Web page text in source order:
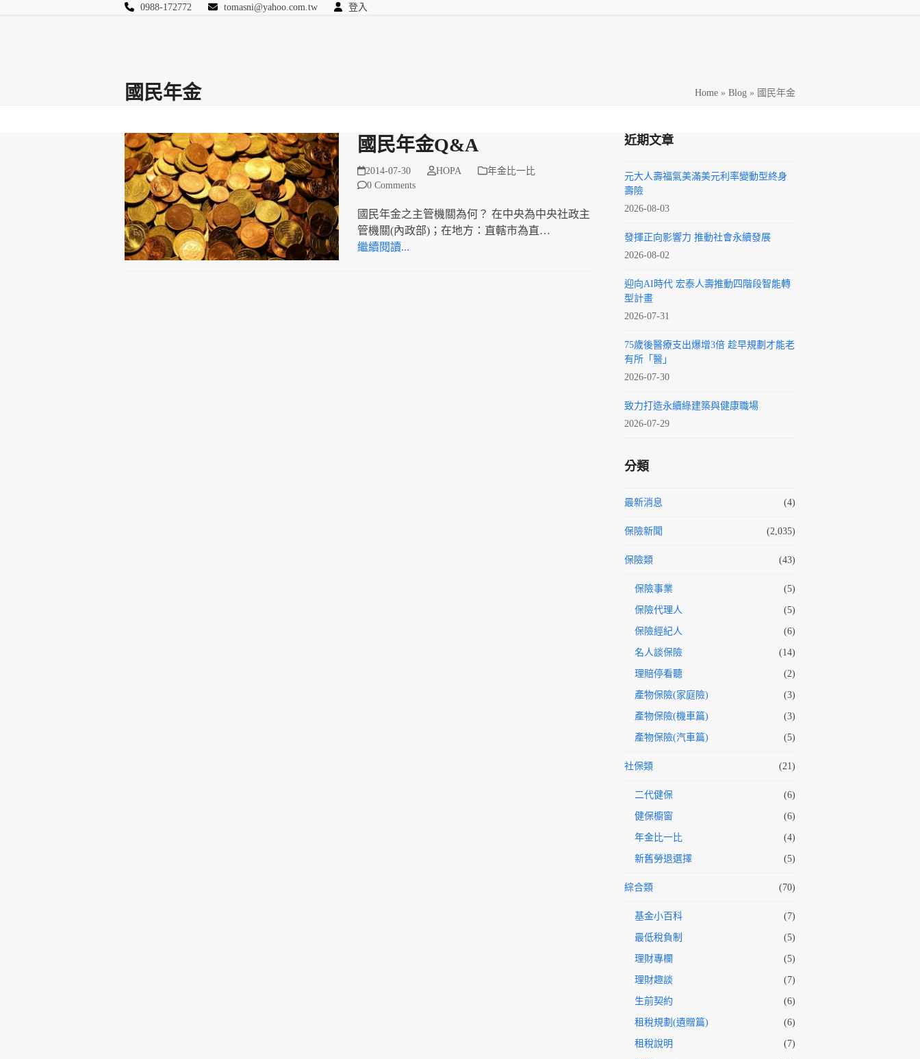
0988-172772 tomasni@yahoo.com.tw 登入
國民年金 Home » Blog » 國民年金
國民年金Q&A
2014-07-30 HOPA
年金比一比
0 Comments
國民年金之主管機關為何？ 在中央為中央社政主
管機關(內政部)；在地方：直轄市為直…
繼續閱讀...
近期文章
元大人壽福氣美滿美元利率變動型終身
壽險
2026-08-03
發揮正向影響力 推動社會永續發展
2026-08-02
迎向AI時代 宏泰人壽推動四階段智能轉
型計畫
2026-07-31
75歲後醫療支出爆增3倍 趁早規劃才能老
有所「醫」
2026-07-30
致力打造永續綠建築與健康職場
2026-07-29
分類
最新消息 (4)
保險新聞 (2,035)
保險類 (43)
保險事業 (5)
保險代理人 (5)
保險經紀人 (6)
名人談保險 (14)
理賠停看聽 (2)
產物保險(家庭險) (3)
產物保險(機車篇) (3)
產物保險(汽車篇) (5)
社保類 (21)
二代健保 (6)
健保櫥窗 (6)
年金比一比 (4)
新舊勞退選擇 (5)
綜合類 (70)
基金小百科 (7)
最低稅負制 (5)
理財專欄 (5)
理財趣談 (7)
生前契約 (6)
租稅規劃(遺贈篇) (6)
租稅說明 (7)